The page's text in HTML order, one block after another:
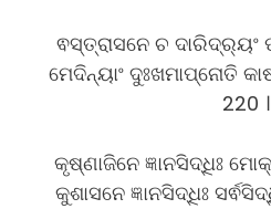
ଵସ୍ତ୍ରାସନେ ଚ ଦାରିଦ୍ର୍ୟଂ
ମେଦିନ୍ୟାଂ ଦୁଃଖମାପ୍ନୋତି
220
କୃଷ୍ଣାଜିନେ ଜ୍ଞାନସିଦ୍ଧିଃ
କୁଶାସନେ ଜ୍ଞାନସିଦ୍ଧିଃ